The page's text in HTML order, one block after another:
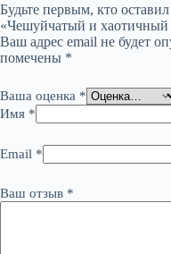
Будьте первым, кто
«Чешуйчатый и
Ваш адрес email не будет
помечены *
Ваша оценка *
Имя *
Email *
Ваш отзыв *